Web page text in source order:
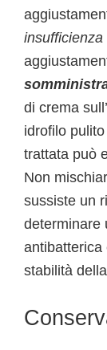
insufficienza
di crema
idrofilo
trattata può
Non
sussiste un
determinare
antibatterica
stabilità